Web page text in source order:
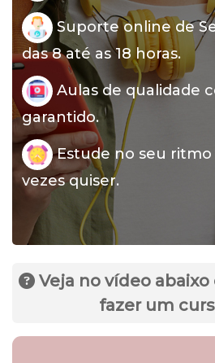
Suporte online de
das 8 até as 18 horas.
Aulas de qualidade
garantido.
Estude no seu ritmo
vezes quiser.
Veja no vídeo abaixo
fazer um